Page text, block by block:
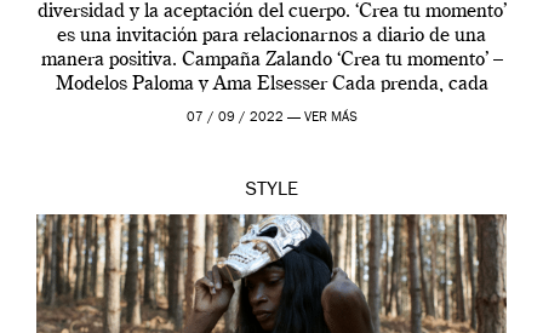
diversidad y la aceptación del cuerpo. ‘Crea tu momento’
es una invitación para relacionarnos a diario de una
manera positiva. Campaña Zalando ‘Crea tu momento’ –
Modelos Paloma y Ama Elsesser Cada prenda, cada
outfit, cada momento, caracteriza […]
07 / 09 / 2022 — VER MÁS
STYLE